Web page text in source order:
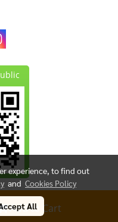
Add to Cart
experience, to find out
and Cookies Policy
All